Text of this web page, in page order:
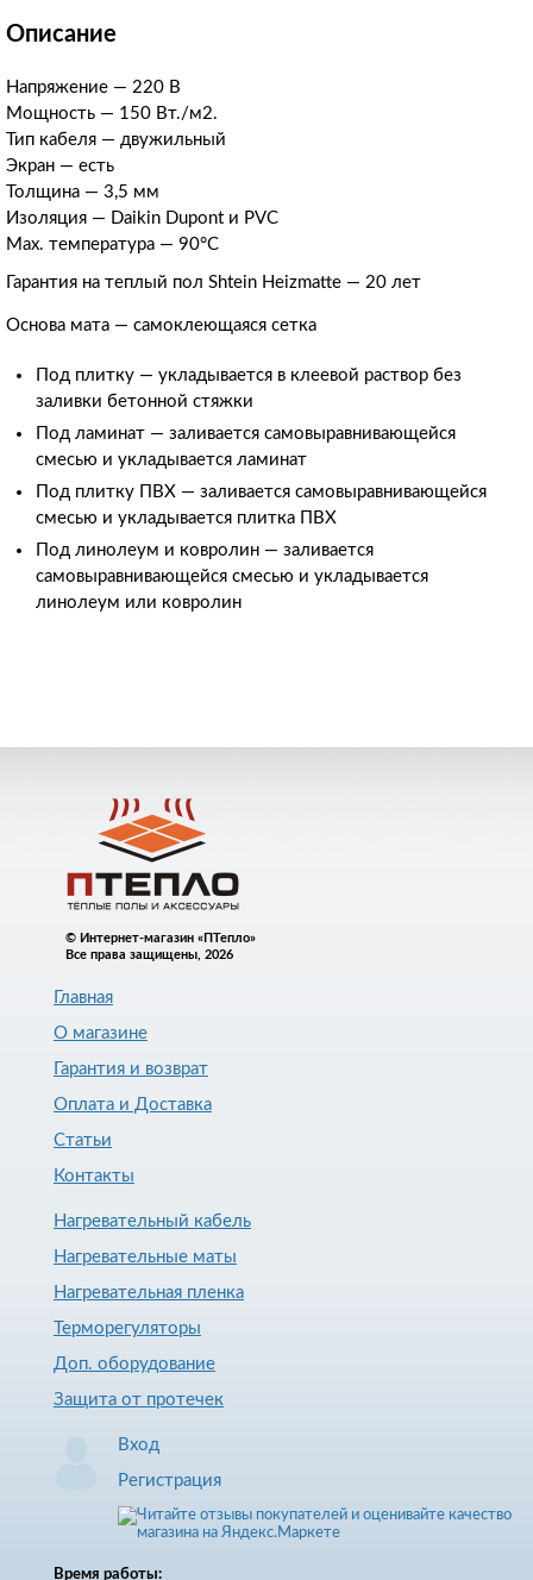
Описание
Напряжение — 220 В
Мощность — 150 Вт./м2.
Тип кабеля — двужильный
Экран — есть
Толщина — 3,5 мм
Изоляция — Daikin Dupont и PVC
Max. температура — 90°С
Гарантия на теплый пол Shtein Heizmatte — 20 лет
Основа мата — самоклеющаяся сетка
Под плитку — укладывается в клеевой раствор без
заливки бетонной стяжки
Под ламинат — заливается самовыравнивающейся
смесью и укладывается ламинат
Под плитку ПВХ — заливается самовыравнивающейся
смесью и укладывается плитка ПВХ
Под линолеум и ковролин — заливается
самовыравнивающейся смесью и укладывается
линолеум или ковролин
© Интернет-магазин «ПТепло»
Все права защищены, 2026
Главная
О магазине
Гарантия и возврат
Оплата и Доставка
Статьи
Контакты
Нагревательный кабель
Нагревательные маты
Нагревательная пленка
Терморегуляторы
Доп. оборудование
Защита от протечек
Вход
Регистрация
Время работы: